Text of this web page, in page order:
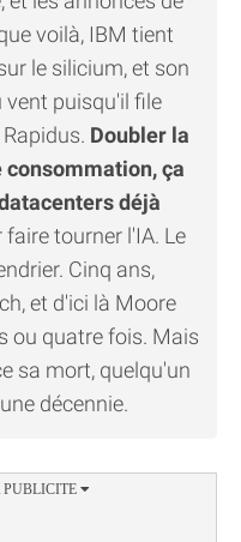
voilà, IBM tient
le silicium, et son
vent puisqu'il file
Doubler la
consommation, ça
déjà
faire tourner l'IA. Le
Cinq ans,
et d'ici là Moore
ou quatre fois. Mais
sa mort, quelqu'un
décennie.